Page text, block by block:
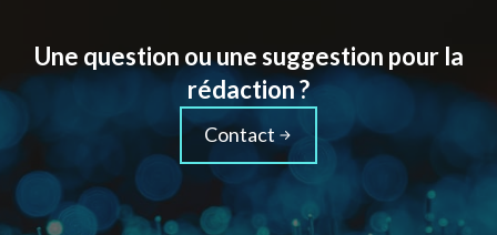
Une question ou une suggestion pour la
rédaction ?
Contact